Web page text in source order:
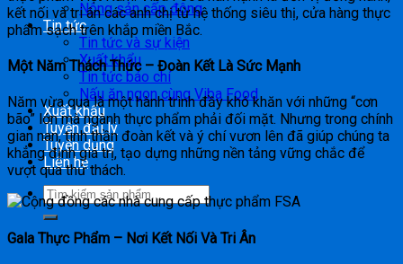
Nông sản cấp đông
Tin tức
Tin tức và sự kiện
Xuất khẩu
Tin tức báo chí
Nấu ăn ngon cùng Viba Food
Xuất khẩu
Tuyển đại lý
Tuyển dụng
Liên hệ
kết nối và tri ân các anh chị từ hệ thống siêu thị, cửa hàng thực
phẩm sạch trên khắp miền Bắc.
Một Năm Thách Thức – Đoàn Kết Là Sức Mạnh
Năm vừa qua là một hành trình đầy khó khăn với những “cơn
bão” lớn mà ngành thực phẩm phải đối mặt. Nhưng trong chính
gian nan, tinh thần đoàn kết và ý chí vươn lên đã giúp chúng ta
khẳng định giá trị, tạo dựng những nền tảng vững chắc để
vượt qua thử thách.
Gala Thực Phẩm – Nơi Kết Nối Và Tri Ân